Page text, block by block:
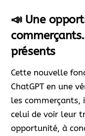
📣 Une
présents
Cette nouvelle
ChatGPT en une
les commerçants,
celui de voir leur
opportunité, à